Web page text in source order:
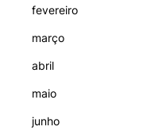
fevereiro
março
abril
maio
junho